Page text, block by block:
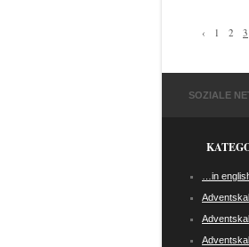
‹ 1 2 3
SOZIALE
…in